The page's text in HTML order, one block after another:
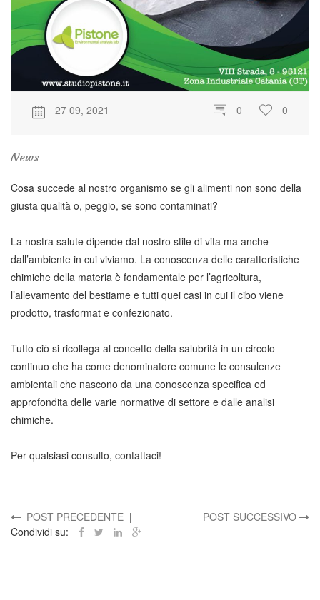
27 09, 2021 0 0
News
Cosa succede al nostro organismo se gli alimenti non sono della
giusta qualità o, peggio, se sono contaminati?
La nostra salute dipende dal nostro stile di vita ma anche
dall’ambiente in cui viviamo. La conoscenza delle caratteristiche
chimiche della materia è fondamentale per l’agricoltura,
l’allevamento del bestiame e tutti quei casi in cui il cibo viene
prodotto, trasformat e confezionato.
Tutto ciò si ricollega al concetto della salubrità in un circolo
continuo che ha come denominatore comune le consulenze
ambientali che nascono da una conoscenza specifica ed
approfondita delle varie normative di settore e dalle analisi
chimiche.
Per qualsiasi consulto, contattaci!
POST PRECEDENTE |
POST SUCCESSIVO
Condividi su: